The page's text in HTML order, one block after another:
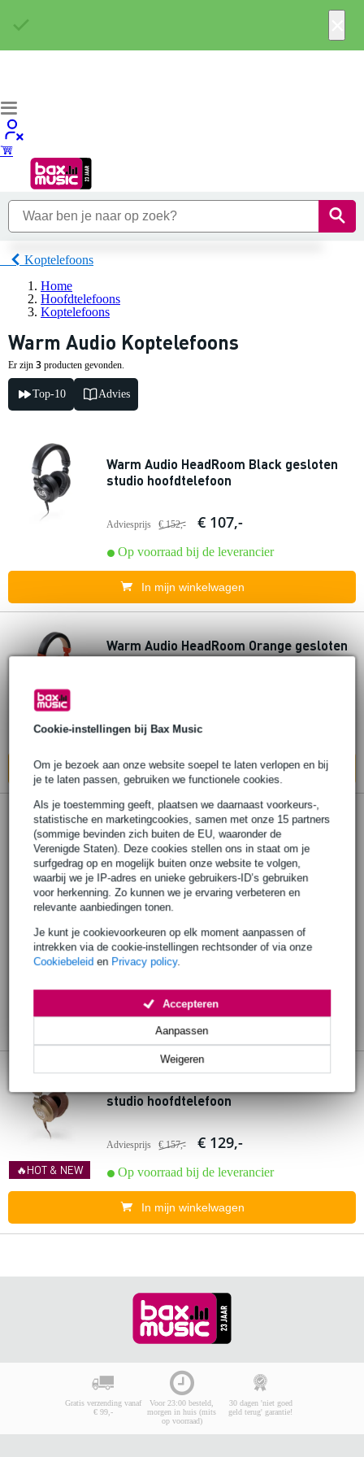
Cookie-instellingen bij Bax Music
Om je bezoek aan onze website soepel te laten verlopen en bij
je te laten passen, gebruiken we functionele cookies.
Als je toestemming geeft, plaatsen we daarnaast voorkeurs-,
statistische en marketingcookies, samen met onze 15 partners
(sommige bevinden zich buiten de EU, waaronder de
Verenigde Staten). Deze cookies stellen ons in staat om je
surfgedrag op en mogelijk buiten onze website te volgen,
waarbij we je IP-adres en unieke gebruikers-ID’s gebruiken
voor herkenning. Zo kunnen we je ervaring verbeteren en
relevante aanbiedingen tonen.
Je kunt je cookievoorkeuren op elk moment aanpassen of
intrekken via de cookie-instellingen rechtsonder of via onze
Cookiebeleid en Privacy policy.
Weigeren
Aanpassen
Accepteren
Koptelefoons
Home
Hoofdtelefoons
Koptelefoons
Warm Audio Koptelefoons
Er zijn 3 producten gevonden.
Top-10 Advies
Warm Audio HeadRoom Black gesloten
studio hoofdtelefoon
Adviesprijs € 152,- € 107,-
Op voorraad bij de leverancier
In mijn winkelwagen
Warm Audio HeadRoom Orange gesloten
studio hoofdtelefoon
Op voorraad bij de leverancier
In mijn winkelwagen
🔥HOT & NEW
studio hoofdtelefoon
Adviesprijs € 157,- € 129,-
Op voorraad bij de leverancier
In mijn winkelwagen
Gratis verzending vanaf
€ 99,-
Voor 23:00 besteld,
morgen in huis (mits
op voorraad)
30 dagen 'niet goed
geld terug' garantie!